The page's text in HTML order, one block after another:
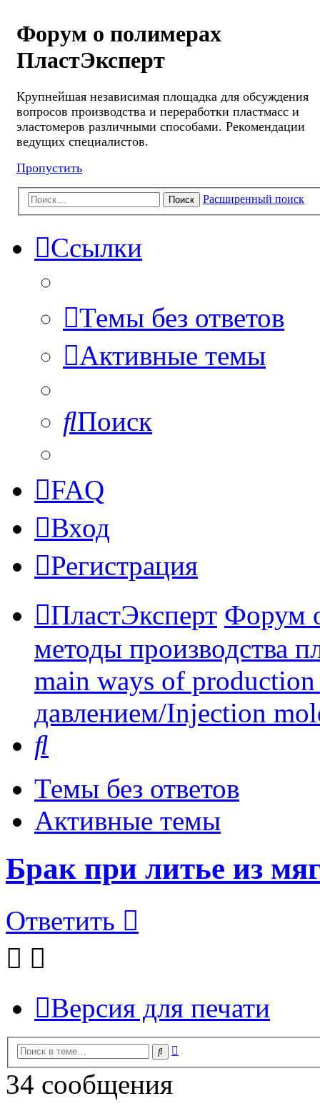
Форум о полимерах
ПластЭксперт
Крупнейшая независимая площадка для обсуждения
вопросов производства и переработки пластмасс и
эластомеров различными способами. Рекомендации
ведущих специалистов.
Пропустить
Поиск Расширенный поиск
Ссылки
Темы без ответов
Активные темы
Поиск
FAQ
Вход
Регистрация
ПластЭксперт Форум
методы производства
main ways of
давлением/Injection
Темы без ответов
Активные темы
Брак при литье из
Ответить
Версия для печати
Поиск
34 сообщения